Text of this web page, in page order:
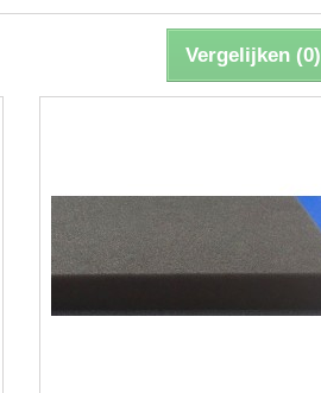
Vergelijken (0)